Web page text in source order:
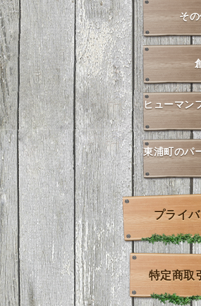
そ
ヒューマン
東浦町のパ
プライ
特定商取